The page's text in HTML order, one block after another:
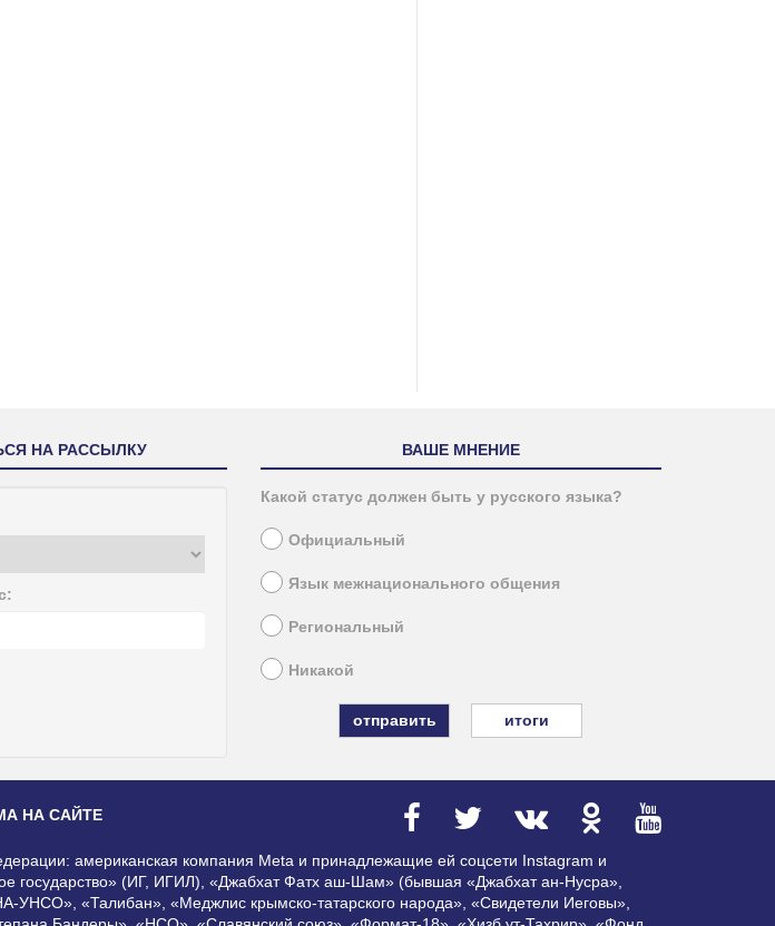
НА РАССЫЛКУ ВАШЕ МНЕНИЕ
Какой статус должен быть у русского языка?
Официальный
Язык межнационального общения
Региональный
Никакой
итоги
НА САЙТЕ
американская компания Meta и принадлежащие ей соцсети Instagram и
государство» (ИГ, ИГИЛ), «Джабхат Фатх аш-Шам» (бывшая «Джабхат ан-Нусра»,
«Талибан», «Меджлис крымско-татарского народа», «Свидетели Иеговы»,